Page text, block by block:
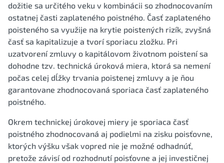
dožitie sa určitého veku v kombinácii so zhodnocovaním
ostatnej časti zaplateného poistného. Časť zaplateného
poisteného sa využije na krytie poistených rizík, zvyšná
časť sa kapitalizuje a tvorí sporiacu zložku. Pri
uzatvorení zmluvy o kapitálovom životnom poistení sa
dohodne tzv. technická úroková miera, ktorá sa nemení
počas celej dĺžky trvania poistenej zmluvy a je ňou
garantovane zhodnocovaná sporiaca časť zaplateného
poistného.
Okrem technickej úrokovej miery je sporiaca časť
poistného zhodnocovaná aj podielmi na zisku poisťovne,
ktorých výšku však vopred nie je možné odhadnúť,
pretože závisí od rozhodnutí poisťovne a jej investičnej